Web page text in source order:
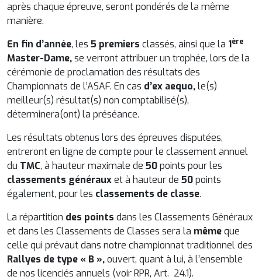
après chaque épreuve, seront pondérés de la même
manière.
En fin d’année, les 5 premiers classés, ainsi que la 1ère
Master-Dame,se verront attribuer un trophée, lors de la
cérémonie de proclamation des résultats des
Championnats de l’ASAF. En cas d’ex aequo,le(s)
meilleur(s) résultat(s) non comptabilisé(s),
déterminera(ont) la préséance.
Les résultats obtenus lors des épreuves disputées,
entreront en ligne de compte pour le classement annuel
du TMC, à hauteur maximale de 50points pour les
classements générauxet à hauteur de 50points
également, pour les classements de classe.
La répartition des points dans les Classements Généraux
et dans les Classements de Classes sera la mêmeque
celle qui prévaut dans notre championnat traditionnel des
Rallyes de type « B »,ouvert, quant à lui, à l’ensemble
de nos licenciés annuels (voir RPR, Art. 24.1).